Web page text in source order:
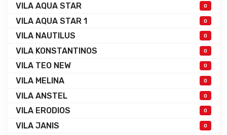
VILA AQUA STAR 0
VILA AQUA STAR 1 0
VILA NAUTILUS 0
VILA KONSTANTINOS 0
VILA TEO NEW 0
VILA MELINA 0
VILA ANSTEL 0
VILA ERODIOS 0
VILA JANIS 0